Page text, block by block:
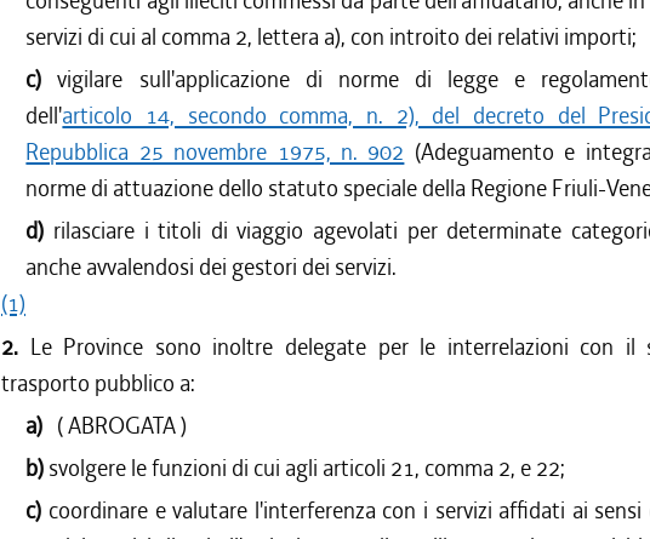
servizi di cui al comma 2, lettera a), con introito dei relativi importi;
c)vigilare sull'applicazione di norme di legge e
dell'articolo 14, secondo comma, n. 2), del decreto del
Repubblica 25 novembre 1975, n. 902 (Adeguamento e
norme di attuazione dello statuto speciale della Regione Friuli-
d) rilasciare i titoli di viaggio agevolati per determinate
anche avvalendosi dei gestori dei servizi.
(1)
2. Le Province sono inoltre delegate per le interrelazioni con il
trasporto pubblico a:
a) ( ABROGATA )
b) svolgere le funzioni di cui agli articoli 21, comma 2, e 22;
c) coordinare e valutare l'interferenza con i servizi affidati ai sensi